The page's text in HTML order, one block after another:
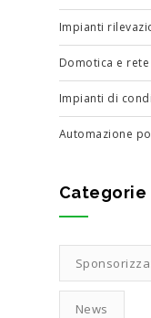
Impianti
Domotica e
Impianti di
Automazione
Categorie
News